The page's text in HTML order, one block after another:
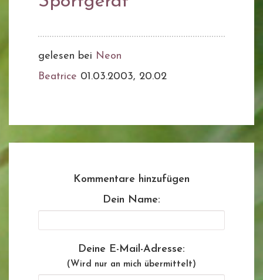
gelesen bei Neon
Beatrice 01.03.2003, 20.02
Kommentare hinzufügen
Dein Name:
Deine E-Mail-Adresse:
(Wird nur an mich übermittelt)